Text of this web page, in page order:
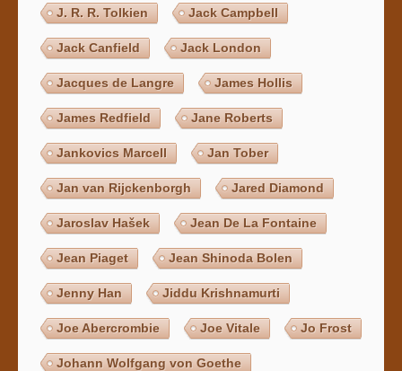
J. R. R. Tolkien Jack Campbell
Jack Canfield Jack London
Jacques de Langre James Hollis
James Redfield Jane Roberts
Jankovics Marcell Jan Tober
Jan van Rijckenborgh Jared Diamond
Jaroslav Hašek Jean De La Fontaine
Jean Piaget Jean Shinoda Bolen
Jenny Han Jiddu Krishnamurti
Joe Abercrombie Joe Vitale Jo Frost
Johann Wolfgang von Goethe